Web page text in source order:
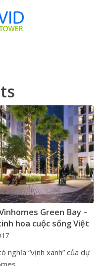
Green Bay –
hoa cuộc sống Việt
nghĩa “vịnh xanh” của dự